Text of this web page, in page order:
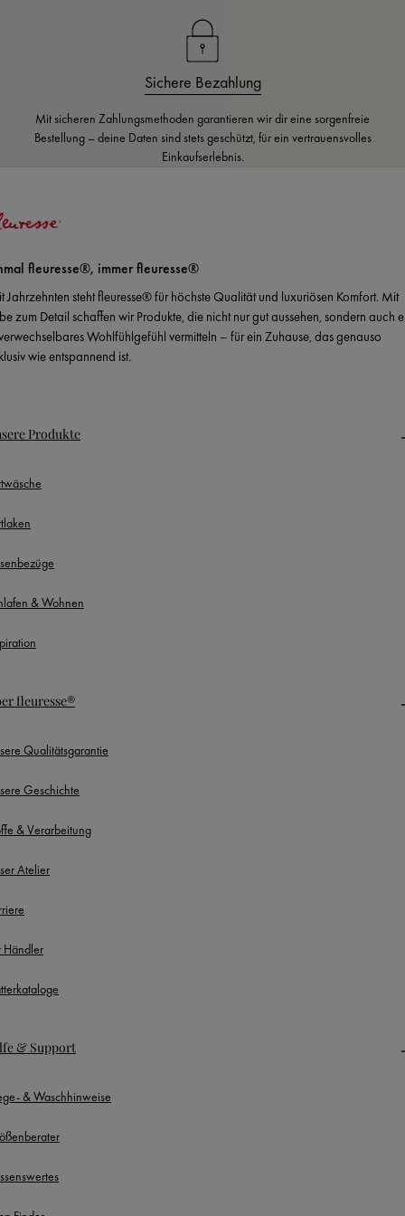
Sichere Bezahlung
Mit sicheren Zahlungsmethoden garantieren wir dir eine sorgenfreie
Bestellung – deine Daten sind stets geschützt, für ein vertrauensvolles
Einkaufserlebnis.
fleuresse®, immer fleuresse®
Jahrzehnten steht fleuresse® für höchste Qualität und luxuriösen Komfort. Mit
zum Detail schaffen wir Produkte, die nicht nur gut aussehen, sondern auch
Wohlfühlgefühl vermitteln – für ein Zuhause, das genauso
wie entspannend ist.
Produkte
& Wohnen
fleuresse®
Qualitätsgarantie
Geschichte
& Verarbeitung
Atelier
Händler
& Support
& Waschhinweise